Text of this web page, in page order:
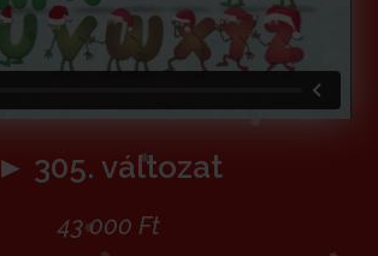
► 305. változat
43 000 Ft